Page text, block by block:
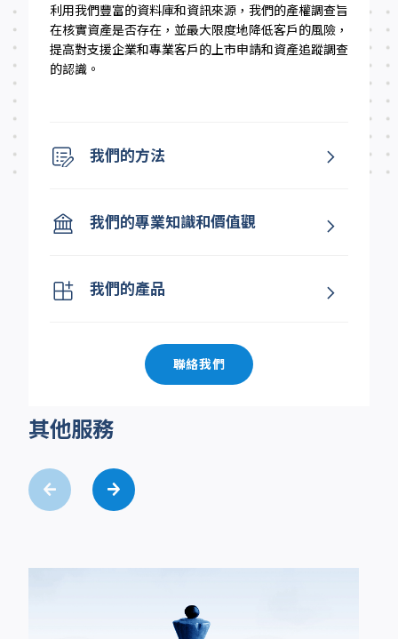
利用我們豐富的資料庫和資訊來源，我們的產權調查旨
在核實資產是否存在，並最大限度地降低客戶的風險，
提高對支援企業和專業客戶的上市申請和資產追蹤調查
的認識。
我們的方法
我們的專業知識和價值觀
我們的產品
聯絡我們
其他服務